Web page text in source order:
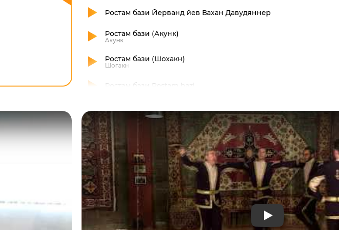
Ростам бази Йeрванд йев Вахан Давудяннер
Ростам бази (Акунк)
Акунк
Ростам бази (Шохакн)
Шогакн
Ростам бази Rostam bazi